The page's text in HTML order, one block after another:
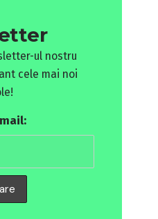
ul nostru
cele mai noi